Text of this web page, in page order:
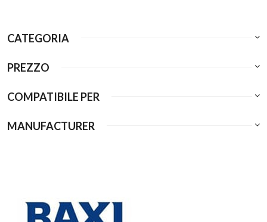
CATEGORIA
PREZZO
COMPATIBILE PER
MANUFACTURER